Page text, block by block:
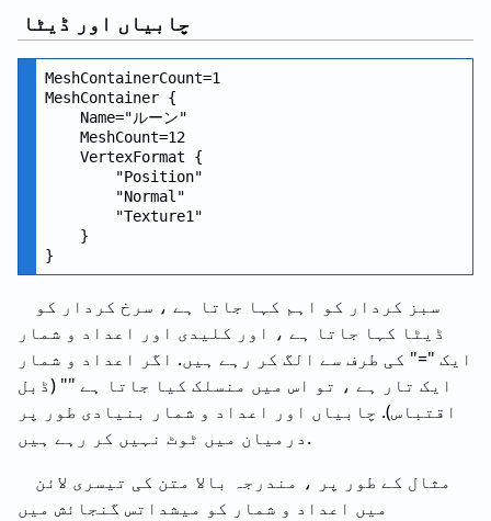
چابیاں اور ڈیٹا
MeshContainerCount=1
MeshContainer {
    Name="ルーン"
    MeshCount=12
    VertexFormat {
        "Position"
        "Normal"
        "Texture1"
    }
سبز کردار کو اہم کہا جاتا ہے ، سرخ کردار کو
ڈیٹا کہا جاتا ہے ، اور کلیدی اور اعداد و شمار
ایک "=" کی طرف سے الگ کر رہے ہیں. اگر اعداد و شمار
ایک تار ہے ، تو اس میں منسلک کیا جاتا ہے "" (ڈبل
اقتباس). چابیاں اور اعداد و شمار بنیادی طور پر
درمیان میں ٹوٹ نہیں کر رہے ہیں.
مثال کے طور پر ، مندرجہ بالا متن کی تیسری لائن
میں اعداد و شمار کو میشداتس گنجائش میں